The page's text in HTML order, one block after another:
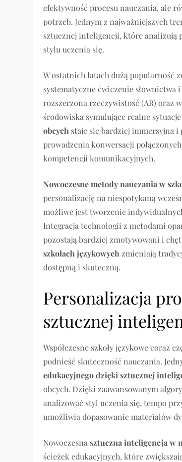
efektywność procesu nauczania, ale
potrzeb. Jednym z najważniejszych
sztucznej inteligencji, które analizują
stylu uczenia się.
W ostatnich latach dużą popularność
systematyczne ćwiczenie
rozszerzona rzeczywistość (AR) oraz
środowiska symulujące realne
obcych staje się bardziej immersyjna
prowadzenia konwersacji
kompetencji komunikacyjnych.
Nowoczesne metody nauczania w
personalizację na niespotykaną
możliwe jest tworzenie
Integracja technologii z metodami
pozostają bardziej zmotywowani i
szkołach językowych zmieniają
dostępną i skuteczną.
Personalizacja
sztucznej
Współczesne szkoły językowe coraz
podnieść skuteczność nauczania.
edukacyjnego dzięki sztucznej
obcych. Dzięki zaawansowanym
analizować styl uczenia się, tempo
umożliwia dopasowanie materiałów
Nowoczesnasztuczna inteligencja w
ścieżek edukacyjnych, które